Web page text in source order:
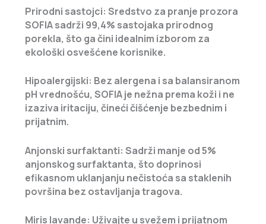
Prirodni sastojci: Sredstvo za pranje prozora
SOFIA sadrži 99,4% sastojaka prirodnog
porekla, što ga čini idealnim izborom za
ekološki osvešćene korisnike.
Hipoalergijski: Bez alergena i sa balansiranom
pH vrednošću, SOFIA je nežna prema koži i ne
izaziva iritaciju, čineći čišćenje bezbednim i
prijatnim.
Anjonski surfaktanti: Sadrži manje od 5%
anjonskog surfaktanta, što doprinosi
efikasnom uklanjanju nečistoća sa staklenih
površina bez ostavljanja tragova.
Miris lavande: Uživajte u svežem i prijatnom